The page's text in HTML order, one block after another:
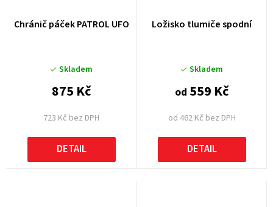
Chránič páček PATROL UFO
Skladem
723 Kč bez DPH
875 Kč
DETAIL
Ložisko tlumiče spodní
Skladem
od 462 Kč bez DPH
od 559 Kč
DETAIL